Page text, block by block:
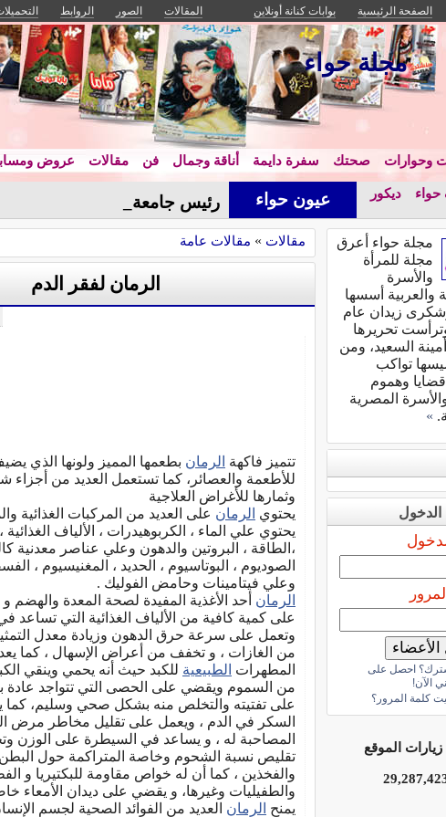
الصفحة الرئيسية بوابات كنانة أونلاين المقالات الصور الروابط
مجلة حواء
وحوارات صحتك سفرة دايمة أناقة وجمال فن مقالات عروض
ديكور عيون حواء رئيس جامعة القاهرة ي_
مقالات » مقالات عامة
الرمان لفقر الدم
تتميز فاكهة الرمان بطعمها المميز ولونها الذي
للأطعمة والعصائر، كما تستعمل العديد من أجزاء
وثمارها للأغراض العلاجية
يحتوي الرمان على العديد من المركبات الغذائية
يحتوي علي الماء ، الكربوهيدرات ، الألياف
،الطاقة ، البروتين والدهون وعلي عناصر معدنية
الصوديوم ، البوتاسيوم ، الحديد ، المغنيسيوم ،
وعلي فيتامينات وحامض الفوليك .
الرمان أحد الأغذية المفيدة لصحة المعدة والهضم و
على كمية كافية من الألياف الغذائية التي تساعد
وتعمل على سرعة حرق الدهون وزيادة معدل
من الغازات ، و تخفف من أعراض الإسهال ، كما يعد
المطهرات الطبيعية للكبد حيث أنه يحمي وينقي
من السموم ويقضي على الحصى التي تتواجد عادة
على تفتيته والتخلص منه بشكل صحي وسليم،
السكر في الدم ، ويعمل على تقليل مخاطر مرض
المصاحبة له ، و يساعد في السيطرة على الوزن
تقليص نسبة الشحوم وخاصة المتراكمة حول البطن
والفخذين ، كما أن له خواص مقاومة للبكتيريا و
والطفيليات وغيرها، و يقضي على ديدان الأمعاء
يمنح الرمان العديد من الفوائد الصحية لجسم
مجلة حواء أعرق
مجلة للمرأة
والأسرة
والعربية أسسها
زيدان عام
وترأست تحريرها
أمينة السعيد، ومن
تواكب
قضايا وهموم
والأسرة المصرية
»
احصل على
الآن!
كلمة المرور؟
الموقع